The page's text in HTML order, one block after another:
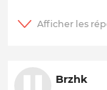
Brzhk